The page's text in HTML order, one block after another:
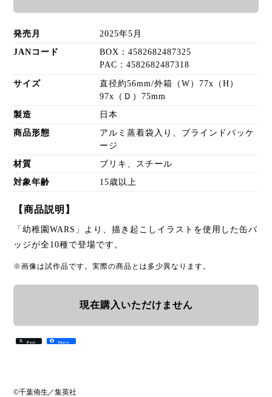
発売月 2025年5月
JANコード
BOX：4582682487325
PAC：4582682487318
サイズ
直径約56mm/外箱（W）77x（H）
97x（Ｄ）75mm
製造 日本
商品形態
アルミ蒸着袋入り、ブラインドパッケ
ージ
材質 ブリキ、スチール
対象年齢 15歳以上
【商品説明】
「幼稚園WARS」より、描き起こしイラストを使用した缶バ
ッジが全10種で登場です。
※画像は試作品です。実際の商品とは多少異なります。
現在購入いただけません
Post Share
©千葉侑生／集英社